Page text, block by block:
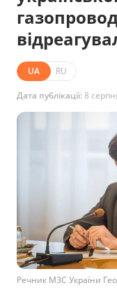
UA RU
Дата публікації:8
Речник МЗС України